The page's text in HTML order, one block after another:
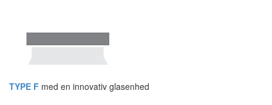
TYPE F med en innovativ glasenhed